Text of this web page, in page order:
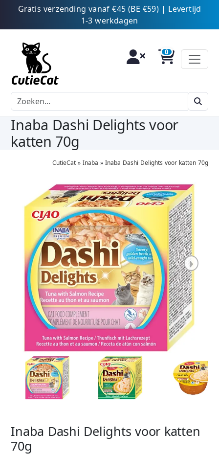
Gratis verzending vanaf €45 (BE €59) | Levertijd
1-3 werkdagen
Inaba Dashi Delights voor
katten 70g
CutieCat» Inaba » Inaba Dashi Delights voor katten 70g
Inaba Dashi Delights voor katten
70g